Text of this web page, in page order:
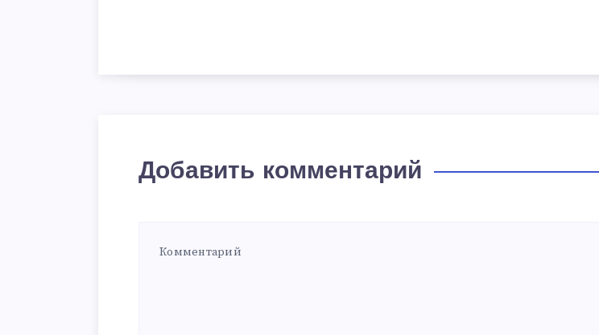
Добавить комментарий